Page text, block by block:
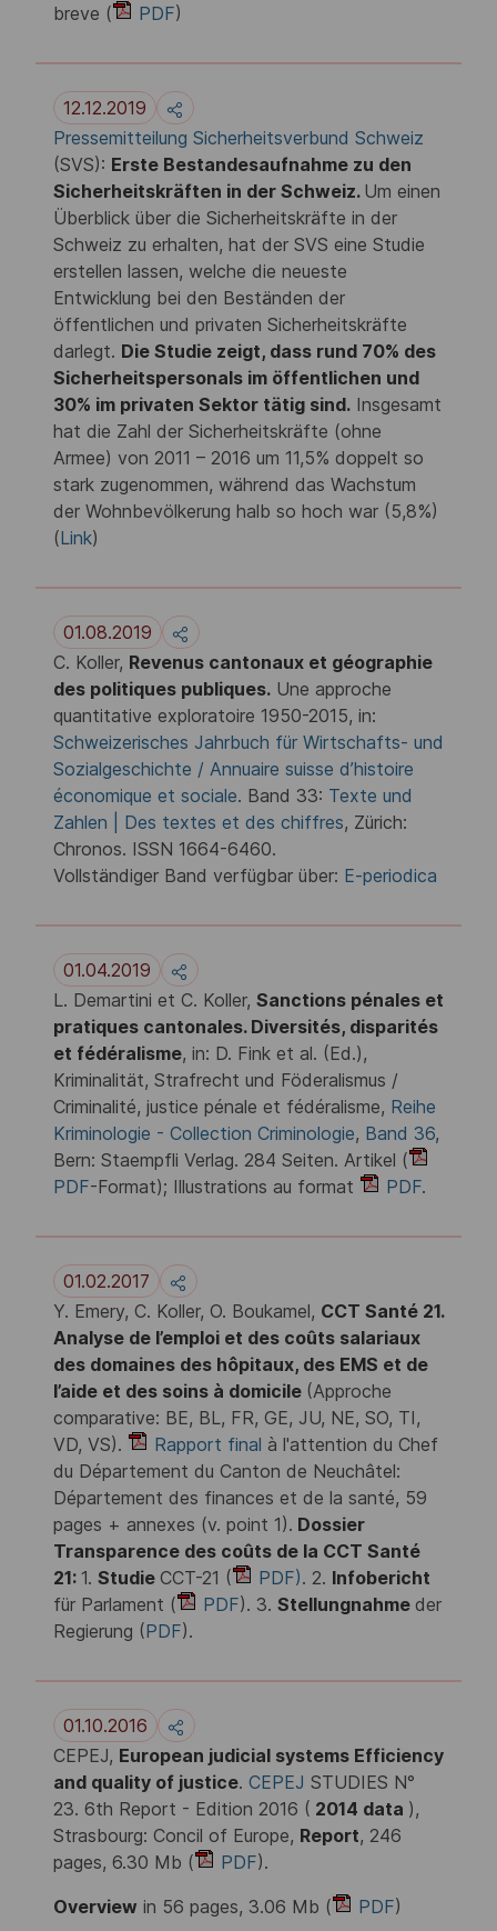
breve (
PDF)
12.12.2019
Pressemitteilung Sicherheitsverbund Schweiz
(SVS): Erste Bestandesaufnahme zu den
Sicherheitskräften in der Schweiz. Um einen
Überblick über die Sicherheitskräfte in der
Schweiz zu erhalten, hat der SVS eine Studie
erstellen lassen, welche die neueste
Entwicklung bei den Beständen der
öffentlichen und privaten Sicherheitskräfte
darlegt. Die Studie zeigt, dass rund 70% des
Sicherheitspersonals im öffentlichen und
30% im privaten Sektor tätig sind. Insgesamt
hat die Zahl der Sicherheitskräfte (ohne
Armee) von 2011 – 2016 um 11,5% doppelt so
stark zugenommen, während das Wachstum
der Wohnbevölkerung halb so hoch war (5,8%)
(Link)
01.08.2019
C. Koller, Revenus cantonaux et géographie
des politiques publiques. Une approche
quantitative exploratoire 1950-2015, in:
Schweizerisches Jahrbuch für Wirtschafts- und
Sozialgeschichte / Annuaire suisse d’histoire
économique et sociale. Band 33: Texte und
Zahlen | Des textes et des chiffres, Zürich:
Chronos. ISSN 1664-6460.
Vollständiger Band verfügbar über: E-periodica
01.04.2019
L. Demartini et C. Koller, Sanctions pénales et
pratiques cantonales. Diversités, disparités
et fédéralisme, in: D. Fink et al. (Ed.),
Kriminalität, Strafrecht und Föderalismus /
Criminalité, justice pénale et fédéralisme, Reihe
Kriminologie - Collection Criminologie, Band 36,
Bern: Staempfli Verlag. 284 Seiten. Artikel (
PDF-Format); Illustrations au format PDF.
01.02.2017
Y. Emery, C. Koller, O. Boukamel, CCT Santé 21.
Analyse de l’emploi et des coûts salariaux
des domaines des hôpitaux, des EMS et de
l’aide et des soins à domicile (Approche
comparative: BE, BL, FR, GE, JU, NE, SO, TI,
VD, VS).
Rapport final à l'attention du Chef
du Département du Canton de Neuchâtel:
Département des finances et de la santé, 59
pages + annexes (v. point 1). Dossier
Transparence des coûts de la CCT Santé
21: 1. Studie CCT-21 ( PDF). 2. Infobericht
für Parlament (
PDF). 3. Stellungnahme der
Regierung (PDF).
01.10.2016
CEPEJ, European judicial systems Efficiency
and quality of justice. CEPEJ STUDIES N°
23. 6th Report - Edition 2016 ( 2014 data ),
Strasbourg: Concil of Europe, Report, 246
pages, 6.30 Mb (
PDF).
Overview in 56 pages, 3.06 Mb ( PDF)